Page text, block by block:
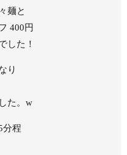
麺と
400円
した！
り
た。w
分程